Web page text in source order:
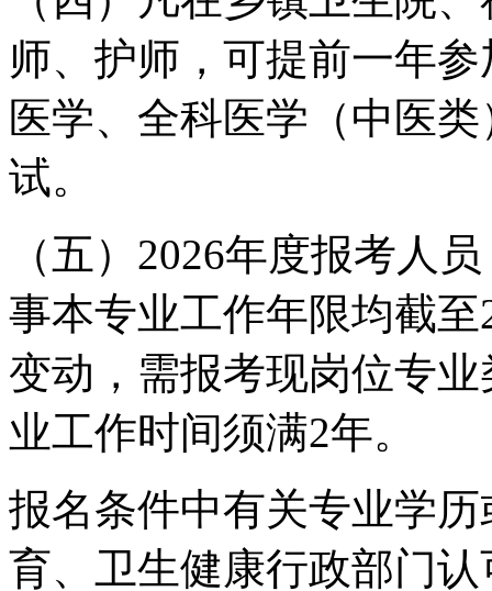
师、护师，可提前一年
医学、全科医学（中医
试。
（五）2026年度报考人
事本专业工作年限均截
变动，需报考现岗位专
业工作时间须满2年。
报名条件中有关专业学
育、卫生健康行政部门